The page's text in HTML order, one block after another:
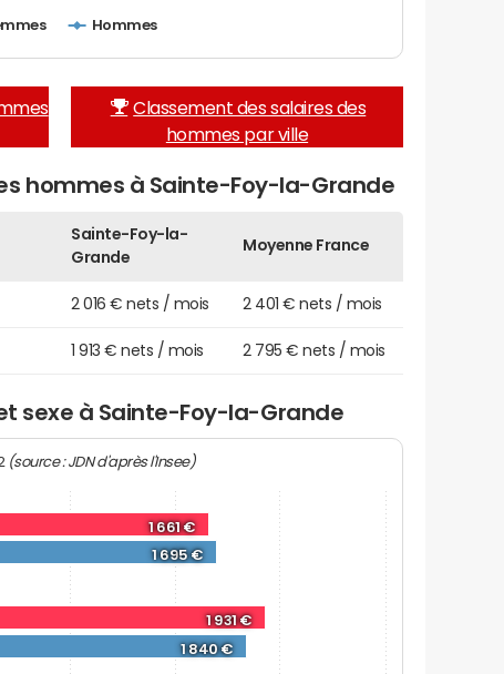
Hommes
Classement des salaires des
hommes par ville
hommes à Sainte-Foy-la-Grande
Sainte-Foy-la-
Grande
Moyenne France
2 016 € nets / mois 2 401 € nets / mois
1 913 € nets / mois 2 795 € nets / mois
sexe à Sainte-Foy-la-Grande
(source : JDN d'après l'Insee)
1 661 €
1 931 €
1 695 €
1 840 €